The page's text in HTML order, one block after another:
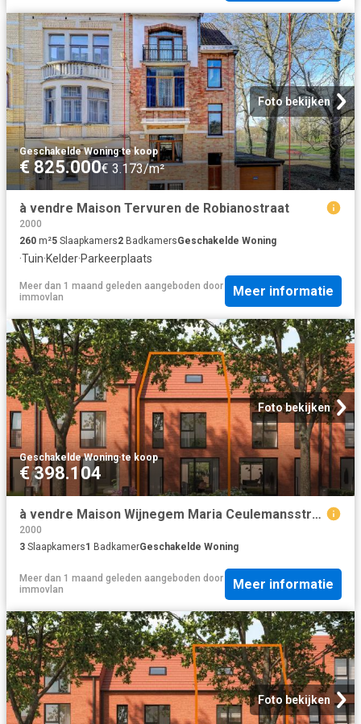
Foto bekijken
Geschakelde Woning·te koop
€ 825.000€ 3.173/m²
à vendre Maison Tervuren de Robianostraat
2000
260 m²5 Slaapkamers2 BadkamersGeschakelde Woning
·Tuin·Kelder·Parkeerplaats
Meer dan 1 maand geleden aangeboden door
immovlan
Meer informatie
Foto bekijken
Geschakelde Woning·te koop
€ 398.104
à vendre Maison Wijnegem Maria Ceulemansstraat
2000
3 Slaapkamers1 BadkamerGeschakelde Woning
Meer dan 1 maand geleden aangeboden door
immovlan
Meer informatie
Foto bekijken